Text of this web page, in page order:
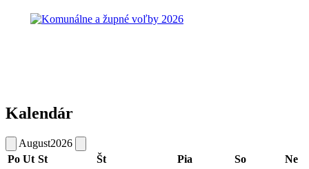
Kalendár
August2026
Po Ut St Št Pia So
Ne